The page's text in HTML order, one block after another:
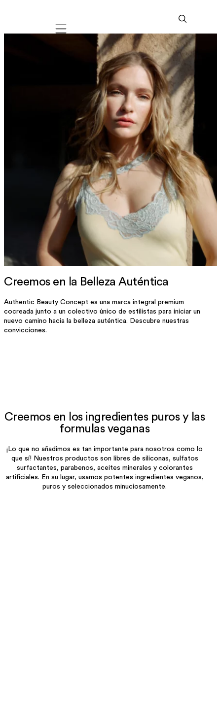
Mobile navigation
Creemos en la Belleza Auténtica
Authentic Beauty Concept es una marca integral premium
cocreada junto a un colectivo único de estilistas para iniciar un
nuevo camino hacia la belleza auténtica. Descubre nuestras
convicciones.
Creemos en los ingredientes puros y las
formulas veganas
¡Lo que no añadimos es tan importante para nosotros como lo
que sí! Nuestros productos son libres de siliconas, sulfatos
surfactantes, parabenos, aceites minerales y colorantes
artificiales. En su lugar, usamos potentes ingredientes veganos,
puros y seleccionados minuciosamente.